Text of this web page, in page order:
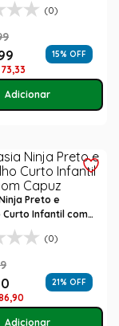
(0)
15% OFF
73,33
Preto e
Curto Infantil com
(0)
21% OFF
,90